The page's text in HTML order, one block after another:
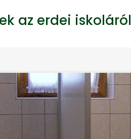
az erdei iskoláról